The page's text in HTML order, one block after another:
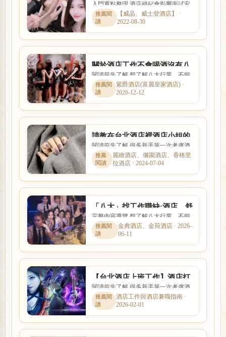
諮詢】如何選擇酒店經紀人
呢？
入門重點整理 酒店經紀會影響面試安
排、工作介紹、薪資說明與新人安全
感。本文以「【酒店應徵職...
【威晶、威士登酒店】 ·
2022-08-30
關於酒店工作不會喝酒沒有八
大行業經驗手腕怎麼辦?
閱讀前先了解 想了解八大行業，不能
只看名稱，也要理解實際工作內容、
入行條件、收入差異與安全...
紫爵酒店(富麗皇家酒店) ·
2026-12-12
請教在台北酒店裡酒店小姐的
薪資工作內容?
閱讀前先了解 很多新手第一次考慮酒
店工作時，會同時擔心工作內容、安
全性、收入、上班時間與是...
麗緻酒店、儷園酒店、香格里
拉酒店 · 2024-07-04
「八大」找工作職缺:酒店、舒
壓按摩、美容師、休閒聊天會
館
完整內容導覽 想了解八大行業，不能
只看名稱，也要理解實際工作內容、
入行條件、收入差異與安全...
金典酒店、金荷酒店 · 2026-
06-11
【台北酒店上班工作】酒店打
工心得,酒店小姐心酸報你知
閱讀前先了解 很多新手第一次考慮酒
店工作時，會同時擔心工作內容、安
全性、收入、上班時間與是...
酒店工作與酒店兼職指南 ·
2026-02-01